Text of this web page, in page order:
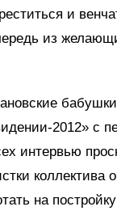
и
из
2012» с
интервью
коллектива
на